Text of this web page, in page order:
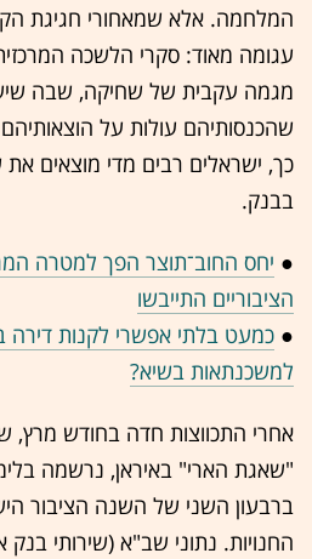
המלחמה. אלא שמאחורי חגיגת
עגומה מאוד: סקרי הלשכה
מגמה עקבית של שחיקה, שבה
שהכנסותיהם עולות על
כך, ישראלים רבים מדי מוצאים
בבנק.
● יחס החוב־תוצר הפך למטרה
הציבוריים התייבשו
● כמעט בלתי אפשרי לקנות דירה
למשכנתאות בשיא?
אחרי התכווצות חדה בחודש
"שאגת הארי" באיראן, נרשמה
ברבעון השני של השנה הציבור
החנויות. נתוני שב"א (שירותי בנק